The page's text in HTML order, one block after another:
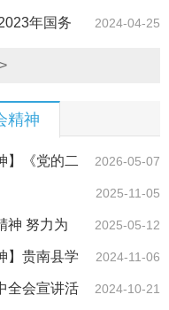
2024-04-25
年国务
精神
2026-05-07
】《党的二
有声书 2025-11-05
2025-05-12
神 努力为
贡献力量 2024-11-06
】贵南县学
轮训班暨2024年全县文
2024-10-21
全会宣讲活